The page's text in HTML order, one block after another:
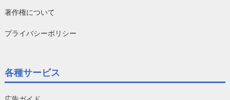
著作権について
プライバシーポリシー
各種サービス